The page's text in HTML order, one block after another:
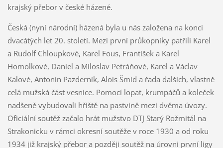
krajský přebor v české házené.
Česká (nyní národní) házená byla u nás založena na konci
dvacátých let 20. století. Mezi první průkopníky patřili Karel
a Rudolf Chloupkové, Karel Fous, František a Karel
Homolkové, Daniel a Miloslav Petráňové, Karel a Václav
Kalové, Antonín Pazderník, Alois Šmíd a řada dalších, vlastně
celá mužská část vesnice. Pomocí lopat, krumpáčů a koleček
nadšeně vybudovali hřiště na pastvině mezi dvěma úvozy.
Oficiální soutěž začalo hrát mužstvo DTJ Starý Rožmitál na
Strakonicku v rámci okresní soutěže v roce 1930 a od roku
1934 již krajský přebor a později soutěž na úrovni první ligy